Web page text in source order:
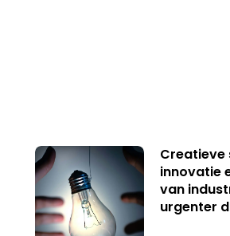
Creatieve
innovatie
van
urgenter